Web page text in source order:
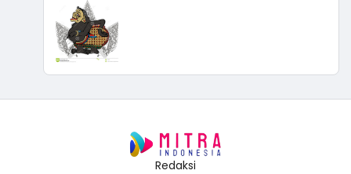
Redaksi